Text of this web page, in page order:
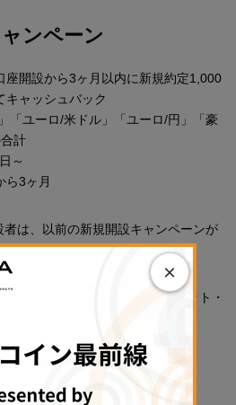
ンペーン
座開設から3ヶ月以内に新規約定1,000
キャッシュバック
「ユーロ/米ドル」「ユーロ/円」「豪
計
～
ら3ヶ月
は、以前の新規開設キャンペーンが
対象外だ。
社とのスプレッドを比較、メリット・
キャンペーン開始
×